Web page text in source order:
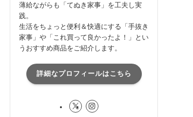
薄給ながらも「てぬき家事」を工夫し実
践。
生活をちょっと便利＆快適にする「手抜き
家事」や「これ買って良かったよ！」とい
うおすすめ商品をご紹介します。
詳細なプロフィールはこちら